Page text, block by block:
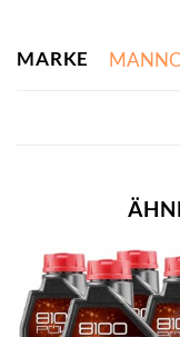
MARKE